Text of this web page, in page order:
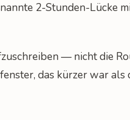
2-Stunden-Lücke
— nicht die
das kürzer war